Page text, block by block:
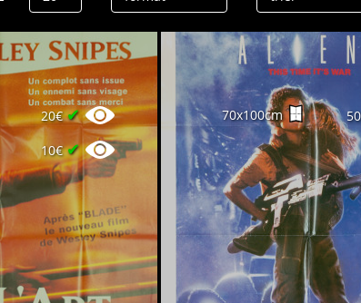
effacer l’historique
20€✔
10€✔
70x100cm